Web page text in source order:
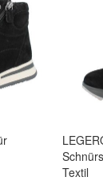
Textil